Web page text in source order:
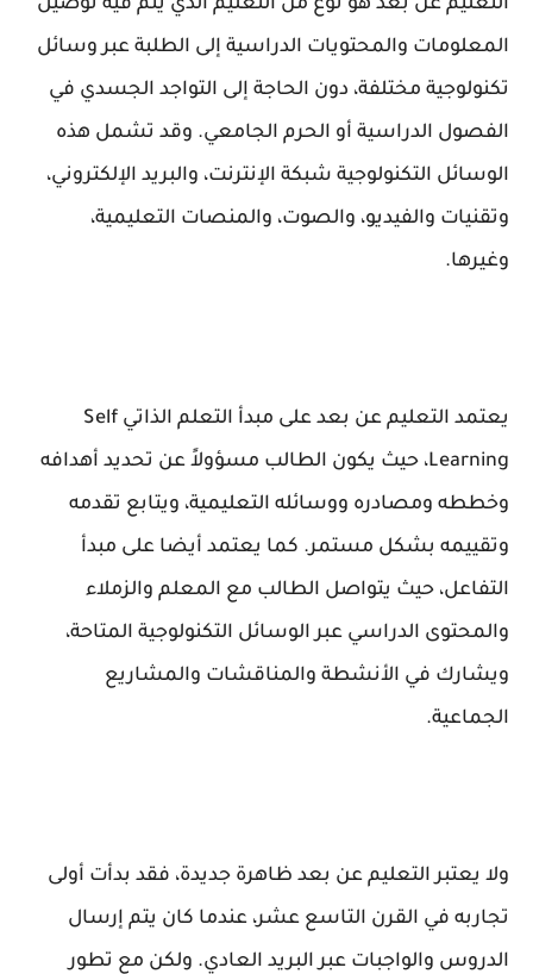
المعلومات والمحتويات الدراسية إلى الطلبة عبر وسائل
تكنولوجية مختلفة، دون الحاجة إلى التواجد الجسدي في
الفصول الدراسية أو الحرم الجامعي. وقد تشمل هذه
الوسائل التكنولوجية شبكة الإنترنت، والبريد الإلكتروني،
وتقنيات والفيديو، والصوت، والمنصات التعليمية،
وغيرها.
يعتمد التعليم عن بعد على مبدأ التعلم الذاتي Self
Learning، حيث يكون الطالب مسؤولاً عن تحديد أهدافه
وخططه ومصادره ووسائله التعليمية، ويتابع تقدمه
وتقييمه بشكل مستمر. كما يعتمد أيضا على مبدأ
التفاعل، حيث يتواصل الطالب مع المعلم والزملاء
والمحتوى الدراسي عبر الوسائل التكنولوجية المتاحة،
ويشارك في الأنشطة والمناقشات والمشاريع
الجماعية.
ولا يعتبر التعليم عن بعد ظاهرة جديدة، فقد بدأت أولى
تجاربه في القرن التاسع عشر، عندما كان يتم إرسال
الدروس والواجبات عبر البريد العادي. ولكن مع تطور